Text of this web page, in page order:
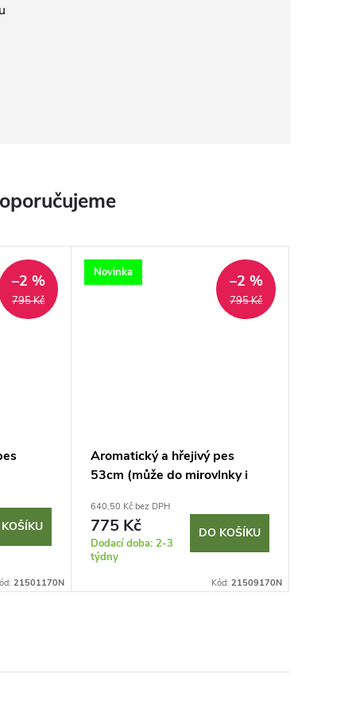
795 Kč
–2 %
21501170N
Novinka
795 Kč
–2 %
Aromatický a hřejivý pes
53cm (může do mirovlnky i
640,50 Kč bez DPH
775 Kč
Dodací doba: 2-3
týdny
DO KOŠÍKU
Kód: 21509170N